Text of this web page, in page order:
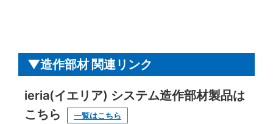
造作部材 関連リンク
ieria(イエリア) システム造作部材製品は
こちら
一覧はこちら